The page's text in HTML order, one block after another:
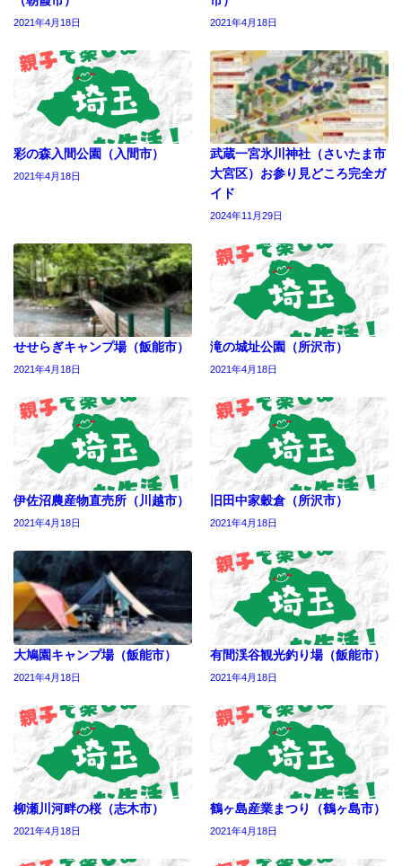
2021年4月18日 2021年4月18日
彩の森入間公園（入間市）
2021年4月18日
武蔵一宮氷川神社（さいたま市
大宮区）お参り見どころ完全ガ
イド
2024年11月29日
せせらぎキャンプ場（飯能市）
2021年4月18日
滝の城址公園（所沢市）
2021年4月18日
伊佐沼農産物直売所（川越市）
2021年4月18日
旧田中家穀倉（所沢市）
2021年4月18日
大鳩園キャンプ場（飯能市）
2021年4月18日
有間渓谷観光釣り場（飯能市）
2021年4月18日
柳瀬川河畔の桜（志木市）
2021年4月18日
鶴ヶ島産業まつり（鶴ヶ島市）
2021年4月18日